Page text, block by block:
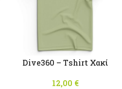
Dive360 – Τshirt Χακί
12,00 €